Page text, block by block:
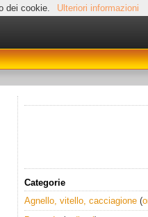
dei cookie. Ulteriori informazioni
Categorie
Agnello, vitello, cacciagione (